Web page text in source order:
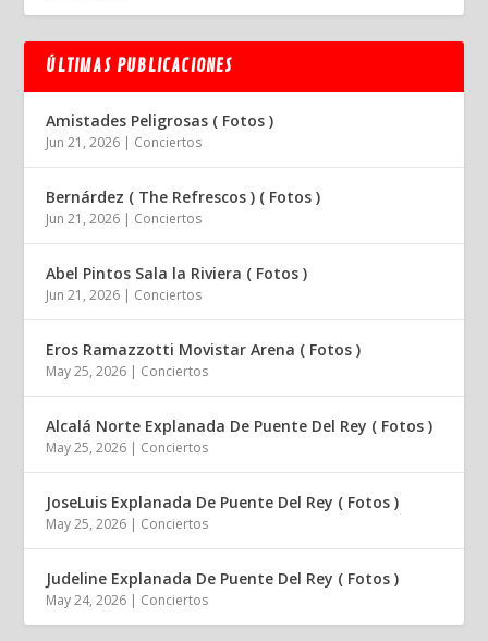
ÚLTIMAS PUBLICACIONES
Amistades Peligrosas ( Fotos )
Jun 21, 2026 | Conciertos
Bernárdez ( The Refrescos ) ( Fotos )
Jun 21, 2026 | Conciertos
Abel Pintos Sala la Riviera ( Fotos )
Jun 21, 2026 | Conciertos
Eros Ramazzotti Movistar Arena ( Fotos )
May 25, 2026 | Conciertos
Alcalá Norte Explanada De Puente Del Rey ( Fotos )
May 25, 2026 | Conciertos
JoseLuis Explanada De Puente Del Rey ( Fotos )
May 25, 2026 | Conciertos
Judeline Explanada De Puente Del Rey ( Fotos )
May 24, 2026 | Conciertos